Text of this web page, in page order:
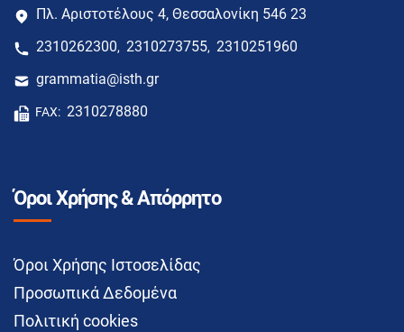
Πλ. Αριστοτέλους 4, Θεσσαλονίκη 546 23
2310262300, 2310273755, 2310251960
grammatia@isth.gr
FAX: 2310278880
Όροι Χρήσης & Απόρρητο
Όροι Χρήσης Ιστοσελίδας
Προσωπικά Δεδομένα
Πολιτική cookies